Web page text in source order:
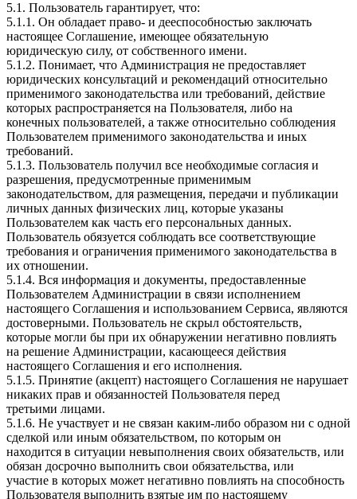
5.1. Пользователь гарантирует, что:
5.1.1. Он обладает право- и дееспособностью заключать
настоящее Соглашение, имеющее обязательную
юридическую силу, от собственного имени.
5.1.2. Понимает, что Администрация не предоставляет
юридических консультаций и рекомендаций относительно
применимого законодательства или требований, действие
которых распространяется на Пользователя, либо на
конечных пользователей, а также относительно соблюдения
Пользователем применимого законодательства и иных
требований.
5.1.3. Пользователь получил все необходимые согласия и
разрешения, предусмотренные применимым
законодательством, для размещения, передачи и публикации
личных данных физических лиц, которые указаны
Пользователем как часть его персональных данных.
Пользователь обязуется соблюдать все соответствующие
требования и ограничения применимого законодательства в
их отношении.
5.1.4. Вся информация и документы, предоставленные
Пользователем Администрации в связи исполнением
настоящего Соглашения и использованием Сервиса, являются
достоверными. Пользователь не скрыл обстоятельств,
которые могли бы при их обнаружении негативно повлиять
на решение Администрации, касающееся действия
настоящего Соглашения и его исполнения.
5.1.5. Принятие (акцепт) настоящего Соглашения не нарушает
никаких прав и обязанностей Пользователя перед
третьими лицами.
5.1.6. Не участвует и не связан каким-либо образом ни с одной
сделкой или иным обязательством, по которым он
находится в ситуации невыполнения своих обязательств, или
обязан досрочно выполнить свои обязательства, или
участие в которых может негативно повлиять на способность
Пользователя выполнить взятые им по настоящему